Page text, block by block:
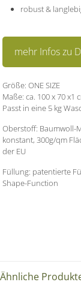
robust &
mehr Infos zu
Größe: ONE SIZE
Maße: ca. 100 x 70 x1
Passt in eine 5 kg
Oberstoff: Baumwoll-
konstant, 300g/qm
der EU
Füllung: patentierte
Shape-Function
Ähnliche